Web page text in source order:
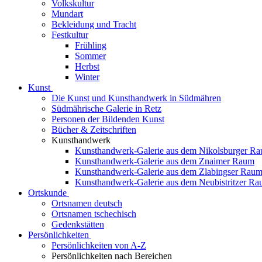
Volkskultur
Mundart
Bekleidung und Tracht
Festkultur
Frühling
Sommer
Herbst
Winter
Kunst
Die Kunst und Kunsthandwerk in Südmähren
Südmährische Galerie in Retz
Personen der Bildenden Kunst
Bücher & Zeitschriften
Kunsthandwerk
Kunsthandwerk-Galerie aus dem Nikolsburger
Kunsthandwerk-Galerie aus dem Znaimer Raum
Kunsthandwerk-Galerie aus dem Zlabingser Raum
Kunsthandwerk-Galerie aus dem Neubistritzer
Ortskunde
Ortsnamen deutsch
Ortsnamen tschechisch
Gedenkstätten
Persönlichkeiten
Persönlichkeiten von A-Z
Persönlichkeiten nach Bereichen